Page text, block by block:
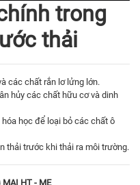
trong
thải
các chất rắn lơ lửng lớn.
hủy các chất hữu cơ và dinh
học để loại bỏ các chất ô
thải trước khi thải ra môi trường.
MẠI HT - ME